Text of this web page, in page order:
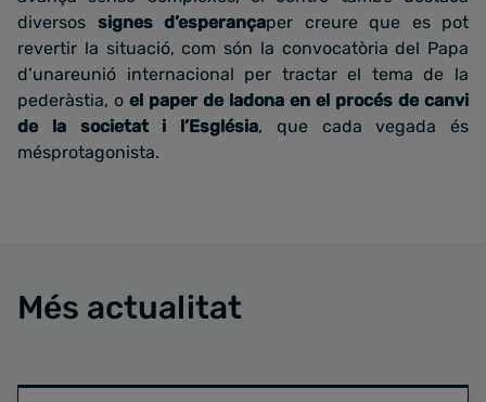
diversos signes d’esperançaper creure que es pot
revertir la situació, com són la convocatòria del Papa
d’unareunió internacional per tractar el tema de la
pederàstia, o el paper de ladona en el procés de canvi
de la societat i l’Església, que cada vegada és
mésprotagonista.
Més actualitat